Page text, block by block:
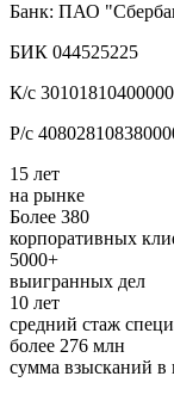
Банк: ПАО
БИК 044525225
К/с
Р/с
15 лет
на рынке
Более 380
корпоративных
5000+
выигранных дел
10 лет
средний стаж
более 276 млн
сумма взысканий в